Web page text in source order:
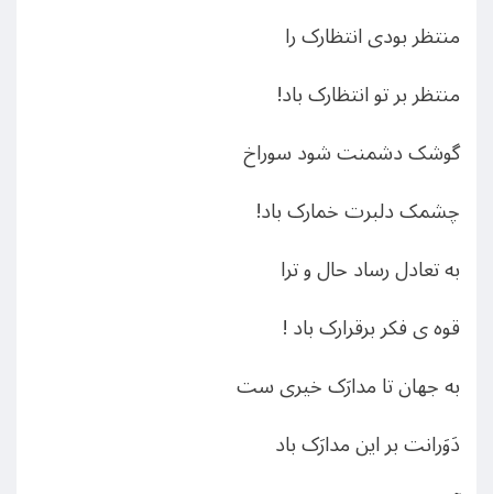
منتظر بودی انتظارک را
منتظر بر تو انتظارک باد!
گوشک دشمنت شود سوراخ
چشمک دلبرت خمارک باد!
به تعادل رساد حال و ترا
قوه ی فکر برقرارک باد !
به جهان تا مدارَک خیری ست
دَوَرانت بر این مدارَک باد